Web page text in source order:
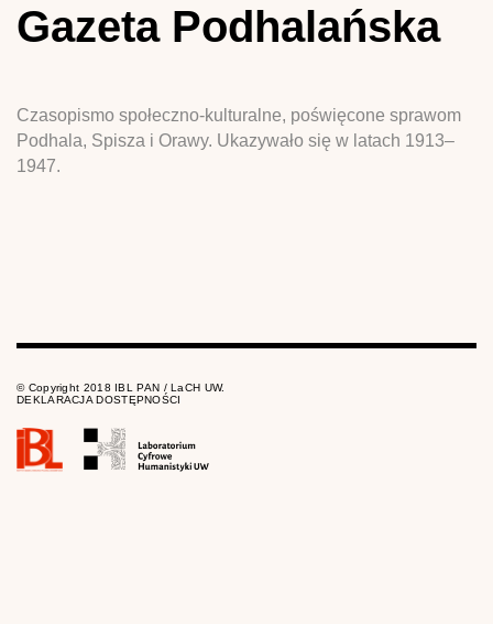
Gazeta Podhalańska
Czasopismo społeczno-kulturalne, poświęcone sprawom
Podhala, Spisza i Orawy. Ukazywało się w latach 1913–
1947.
© Copyright 2018 IBL PAN / LaCH UW.
DEKLARACJA DOSTĘPNOŚCI